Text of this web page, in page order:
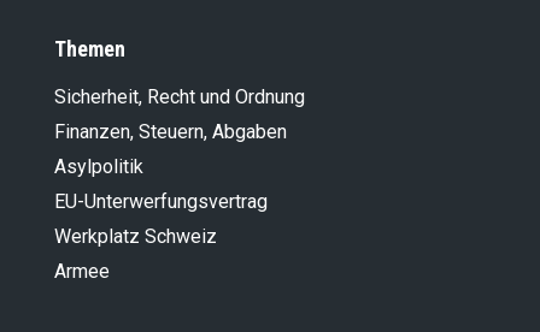
Themen
Sicherheit, Recht und Ordnung
Finanzen, Steuern, Abgaben
Asylpolitik
EU-Unterwerfungsvertrag
Werkplatz Schweiz
Armee